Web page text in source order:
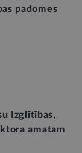
padomes
Izglītības,
amatam